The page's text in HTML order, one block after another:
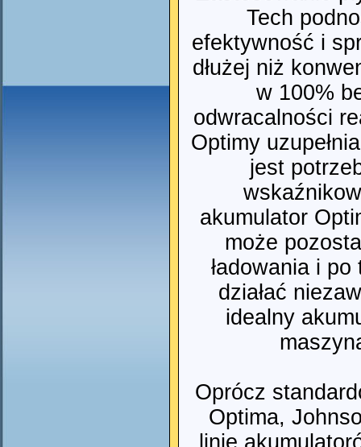
Tech
efektywność i
dłużej niż
w 100%
odwracalności
Optimy
jest
akumulator
może
ładowania i
działać
idealny
Oprócz
Optima,
linię